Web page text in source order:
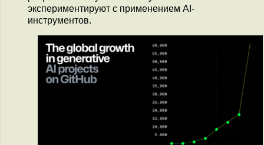
экспериментируют с применением AI-
инструментов.